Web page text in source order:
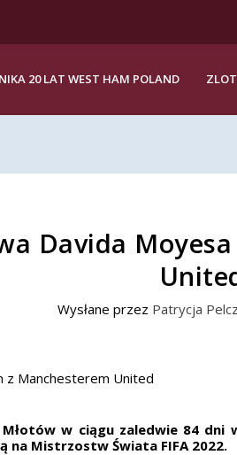
20 LAT WEST HAM POLAND
Davida
Wysłane przez Patrycja
w ciągu zaledwie 84
na Mistrzostw Świata FIFA 2022.